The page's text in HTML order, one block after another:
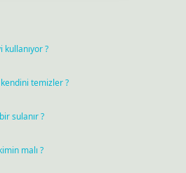
?
temizler ?
sulanır ?
malı ?